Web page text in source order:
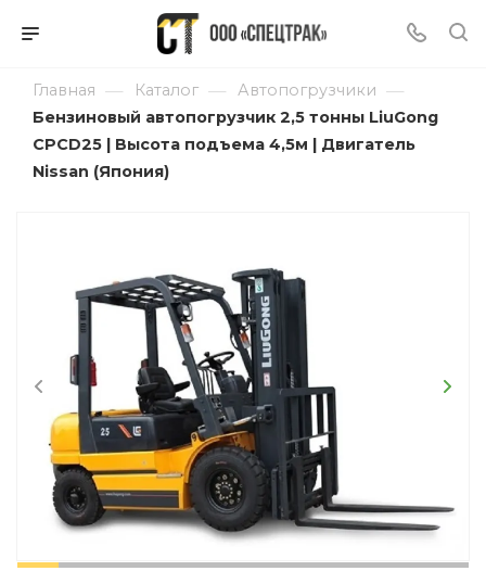
Главная — Каталог — Автопогрузчики —
Бензиновый автопогрузчик 2,5 тонны LiuGong
CPCD25 | Высота подъема 4,5м | Двигатель
Nissan (Япония)